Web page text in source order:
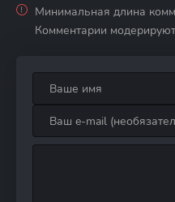
Минимальная длина
Комментарии